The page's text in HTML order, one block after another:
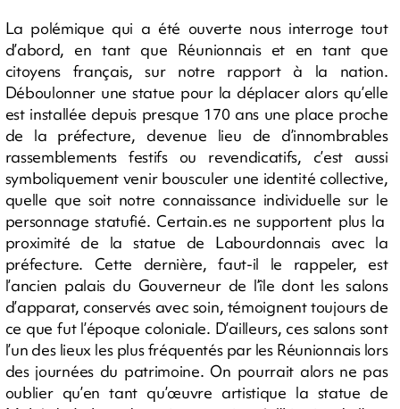
La polémique qui a été ouverte nous interroge tout
d’abord, en tant que Réunionnais et en tant que
citoyens français, sur notre rapport à la nation.
Déboulonner une statue pour la déplacer alors qu’elle
est installée depuis presque 170 ans une place proche
de la préfecture, devenue lieu de d’innombrables
rassemblements festifs ou revendicatifs, c’est aussi
symboliquement venir bousculer une identité collective,
quelle que soit notre connaissance individuelle sur le
personnage statufié. Certain.es ne supportent plus la
proximité de la statue de Labourdonnais avec la
préfecture. Cette dernière, faut-il le rappeler, est
l’ancien palais du Gouverneur de l’île dont les salons
d’apparat, conservés avec soin, témoignent toujours de
ce que fut l’époque coloniale. D’ailleurs, ces salons sont
l’un des lieux les plus fréquentés par les Réunionnais lors
des journées du patrimoine. On pourrait alors ne pas
oublier qu’en tant qu’œuvre artistique la statue de